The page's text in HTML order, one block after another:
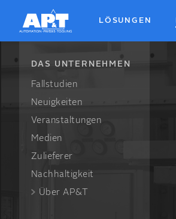
main
LÖSUNGEN
DAS UNTERNEHMEN
Fallstudien
Neuigkeiten
Veranstaltungen
Medien
Zulieferer
Nachhaltigkeit
Über AP&T